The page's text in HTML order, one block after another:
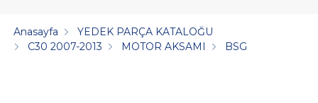
Anasayfa
YEDEK PARÇA KATALOĞU
C30 2007-2013
MOTOR AKSAMI BSG